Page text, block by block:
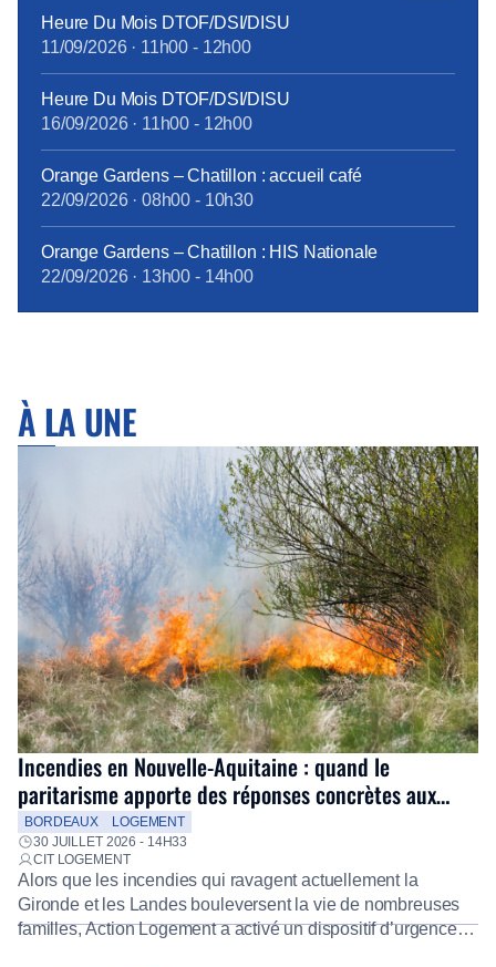
Heure Du Mois DTOF/DSI/DISU
11/09/2026· 11h00 - 12h00
Heure Du Mois DTOF/DSI/DISU
16/09/2026· 11h00 - 12h00
Orange Gardens – Chatillon : accueil café
22/09/2026· 08h00 - 10h30
Orange Gardens – Chatillon : HIS Nationale
22/09/2026· 13h00 - 14h00
À LA UNE
Incendies en Nouvelle-Aquitaine : quand le
paritarisme apporte des réponses concrètes aux
salariés
BORDEAUX
LOGEMENT
30 JUILLET 2026 - 14H33
CIT LOGEMENT
Alors que les incendies qui ravagent actuellement la
Gironde et les Landes bouleversent la vie de nombreuses
familles, Action Logement a activé un dispositif d’urgence